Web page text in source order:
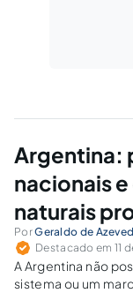
Argentina:
nacionais
naturais
PorGeraldo de
Destacado em 11
A Argentina não
sistema ou um